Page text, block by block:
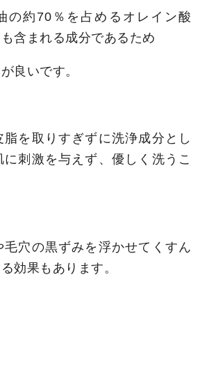
の約70％を占めるオレイン酸
含まれる成分であるため
良いです。
を取りすぎずに洗浄成分とし
刺激を与えず、優しく洗うこ
毛穴の黒ずみを浮かせてくすん
効果もあります。